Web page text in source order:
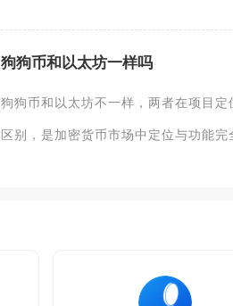
狗狗币和以太坊一样吗
狗狗币和以太坊不一样，两者在项目
区别，是加密货币市场中定位与功能完